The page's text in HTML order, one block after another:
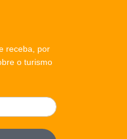
receba, por
o turismo